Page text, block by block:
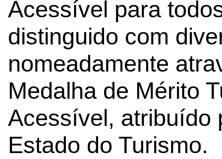
Acessível para
distinguido com
nomeadamente
Medalha de Mérito
Acessível, atribuído
Estado do Turismo.